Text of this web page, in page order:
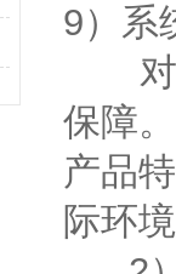
9）系
对操
保障。
产品
际环